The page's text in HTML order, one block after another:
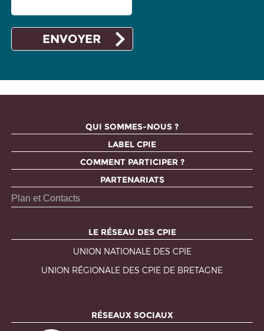
QUI SOMMES-NOUS ?
LABEL CPIE
COMMENT PARTICIPER ?
PARTENARIATS
Plan et Contacts
LE RÉSEAU DES CPIE
UNION NATIONALE DES CPIE
UNION RÉGIONALE DES CPIE DE BRETAGNE
RÉSEAUX SOCIAUX